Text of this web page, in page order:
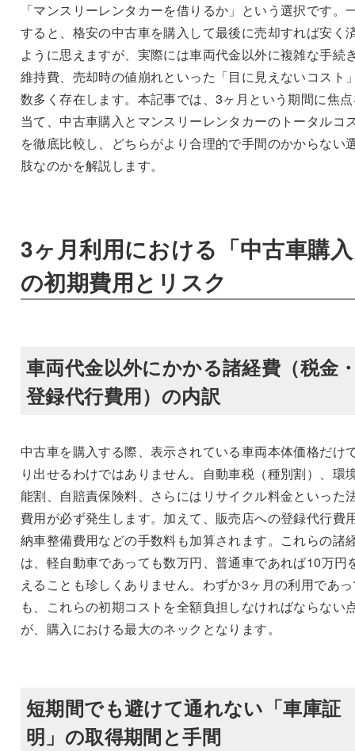
「マンスリーレンタカーを借りるか」という選択です。
すると、格安の中古車を購入して最後に売却すれば安く
ように思えますが、実際には車両代金以外に複雑な手続
維持費、売却時の値崩れといった「目に見えないコスト
数多く存在します。本記事では、3ヶ月という期間に焦
当て、中古車購入とマンスリーレンタカーのトータルコ
を徹底比較し、どちらがより合理的で手間のかからない
肢なのかを解説します。
3ヶ月利用における「中古車購
の初期費用とリスク
車両代金以外にかかる諸経費（税金
登録代行費用）の内訳
中古車を購入する際、表示されている車両本体価格だけ
り出せるわけではありません。自動車税（種別割）、環
能割、自賠責保険料、さらにはリサイクル料金といった
費用が必ず発生します。加えて、販売店への登録代行費
納車整備費用などの手数料も加算されます。これらの諸
は、軽自動車であっても数万円、普通車であれば10万円
えることも珍しくありません。わずか3ヶ月の利用であ
も、これらの初期コストを全額負担しなければならない
が、購入における最大のネックとなります。
短期間でも避けて通れない「車庫証
明」の取得期間と手間